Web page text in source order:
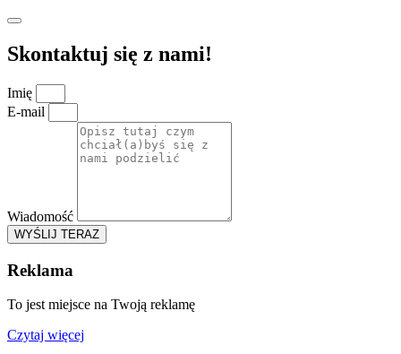
Skontaktuj się z nami!
Imię
E-mail
Wiadomość
WYŚLIJ TERAZ
Reklama
To jest miejsce na Twoją reklamę
Czytaj więcej